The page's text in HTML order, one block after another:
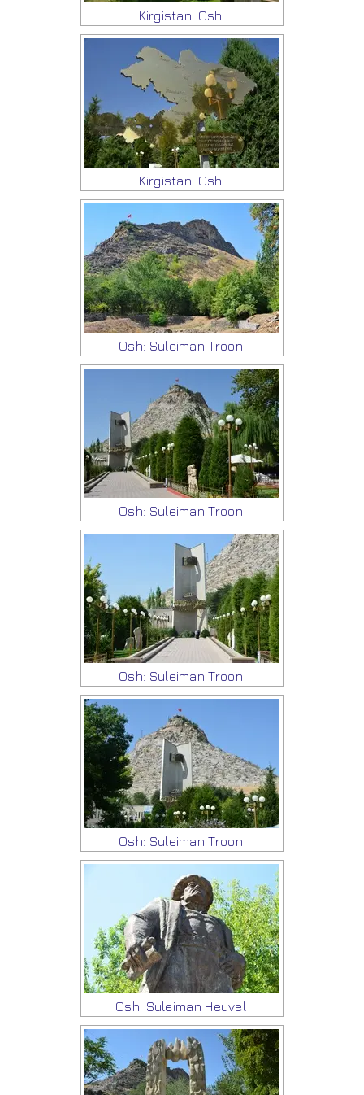
Kirgistan: Osh
Kirgistan: Osh
Osh: Suleiman Troon
Osh: Suleiman Troon
Osh: Suleiman Troon
Osh: Suleiman Troon
Osh: Suleiman Heuvel